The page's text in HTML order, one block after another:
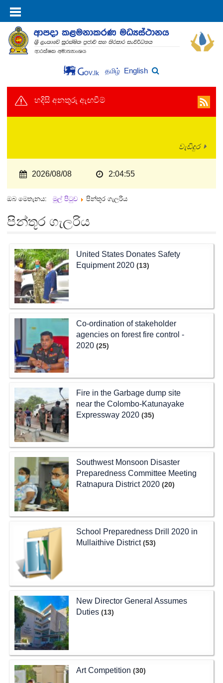
தமிழ் English
හදිසි අනතුරු ඇඟවීම්
වැඩිදුර
2026/08/08 2:04:56
ඔබ මෙතැනය: මුල් පිටුව පින්තූර ගැලරිය
පින්තූර ගැලරිය
United States Donates Safety
Equipment 2020 (13)
Co-ordination of stakeholder
agencies on forest fire control -
2020 (25)
Fire in the Garbage dump site
near the Colombo-Katunayake
Expressway 2020 (35)
Southwest Monsoon Disaster
Preparedness Committee Meeting
Ratnapura District 2020 (20)
School Preparedness Drill 2020 in
Mullaithive District (53)
New Director General Assumes
Duties (13)
Art Competition (30)